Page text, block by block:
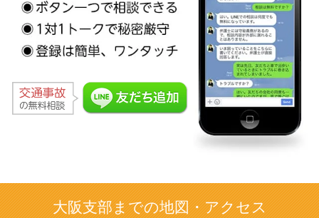
大阪支部までの地図・アクセス